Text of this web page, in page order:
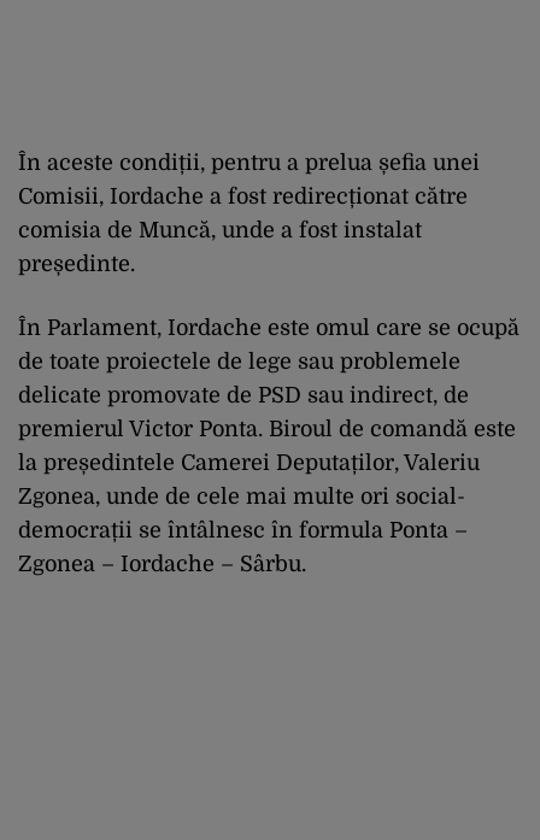
În aceste condiții, pentru a prelua șefia unei
Comisii, Iordache a fost redirecționat către
comisia de Muncă, unde a fost instalat
președinte.
În Parlament, Iordache este omul care se ocupă
de toate proiectele de lege sau problemele
delicate promovate de PSD sau indirect, de
premierul Victor Ponta. Biroul de comandă este
la președintele Camerei Deputaților, Valeriu
Zgonea, unde de cele mai multe ori social-
democrații se întâlnesc în formula Ponta –
Zgonea – Iordache – Sârbu.